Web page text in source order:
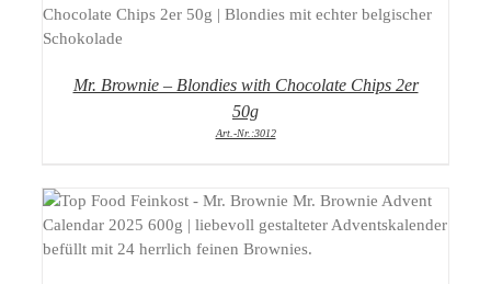
DETAILS
Mr. Brownie – Blondies with Chocolate Chips 2er
50g
Art.-Nr.:3012
DETAILS